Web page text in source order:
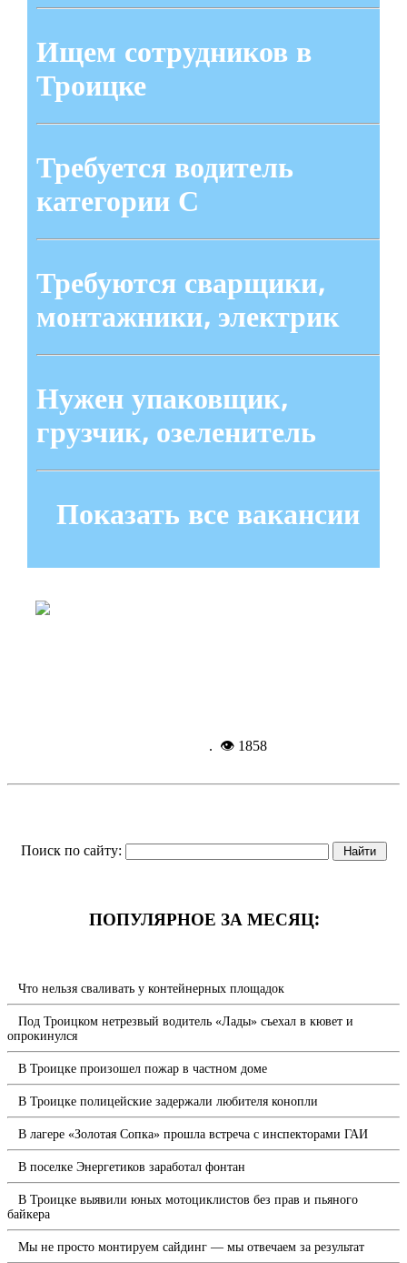
Ищем сотрудников в
Троицке
Требуется водитель
категории С
Требуются сварщики,
монтажники, электрик
Нужен упаковщик,
грузчик, озеленитель
Показать все вакансии
. 👁 1858
Поиск по сайту:
ПОПУЛЯРНОЕ ЗА МЕСЯЦ:
Что нельзя сваливать у контейнерных площадок
Под Троицком нетрезвый водитель «Лады» съехал в кювет и
опрокинулся
В Троицке произошел пожар в частном доме
В Троицке полицейские задержали любителя конопли
В лагере «Золотая Сопка» прошла встреча с инспекторами ГАИ
В поселке Энергетиков заработал фонтан
В Троицке выявили юных мотоциклистов без прав и пьяного
байкера
Мы не просто монтируем сайдинг — мы отвечаем за результат